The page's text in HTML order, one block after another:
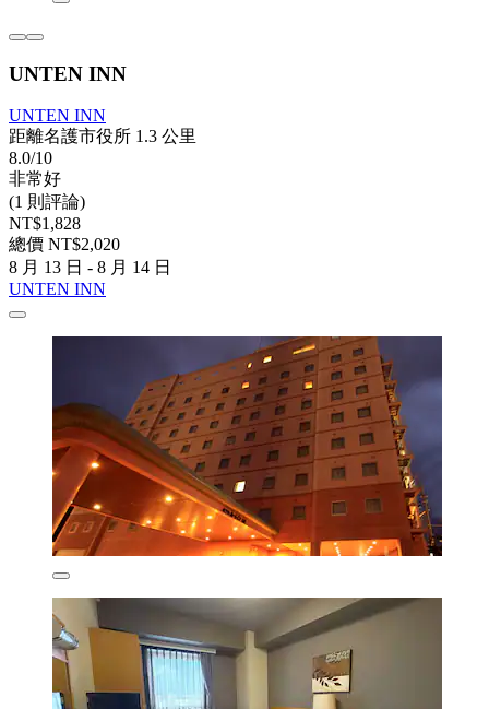
UNTEN INN
UNTEN INN
距離名護市役所 1.3 公里
8.0/10
非常好
(1 則評論)
NT$1,828
總價 NT$2,020
8 月 13 日 - 8 月 14 日
UNTEN INN